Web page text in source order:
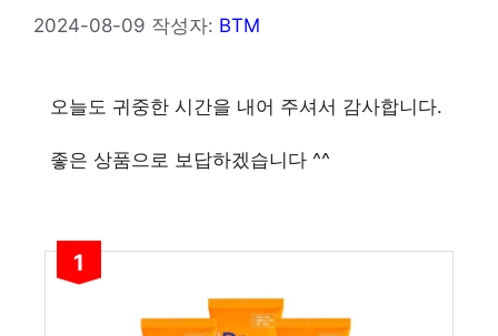
2024-08-09 작성자: BTM
오늘도 귀중한 시간을 내어 주셔서 감사합니다.
좋은 상품으로 보답하겠습니다 ^^
1